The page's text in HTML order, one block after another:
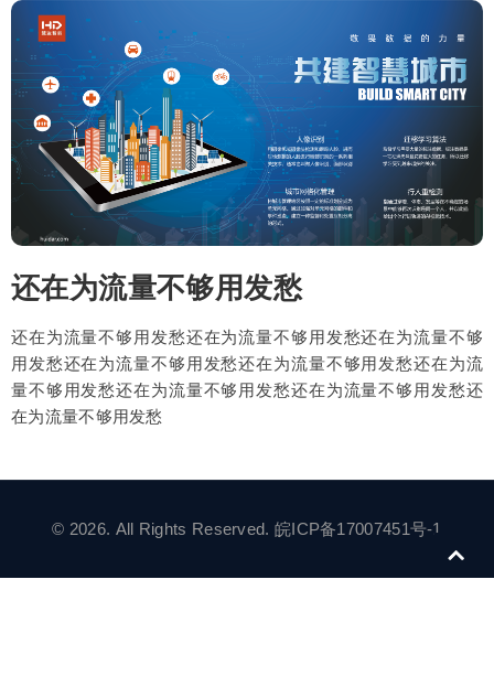
还在为流量不够用发愁
还在为流量不够用发愁还在为流量不够用发愁还在为流量不够
用发愁还在为流量不够用发愁还在为流量不够用发愁还在为流
量不够用发愁还在为流量不够用发愁还在为流量不够用发愁还
在为流量不够用发愁
© 2026. All Rights Reserved. 皖ICP备17007451号-1